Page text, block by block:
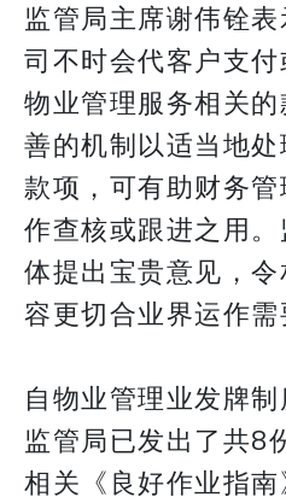
监管局主席谢伟铨
司不时会代客户支
物业管理服务相关
善的机制以适当地
款项，可有助财务
作查核或跟进之用
体提出宝贵意见，
容更切合业界运作需
自物业管理业发牌制
监管局已发出了共8
相关《良好作业指